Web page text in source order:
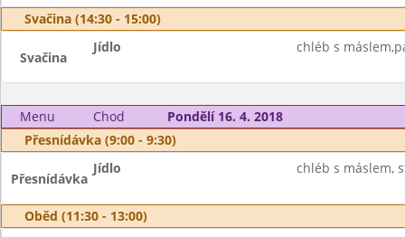
Svačina (14:30 - 15:00)
Svačina
Jídlo chléb s
Menu Chod
Pondělí 16. 4. 2018
Přesnídávka (9:00 - 9:30)
Přesnídávka
Jídlo chléb s máslem,
Oběd (11:30 - 13:00)